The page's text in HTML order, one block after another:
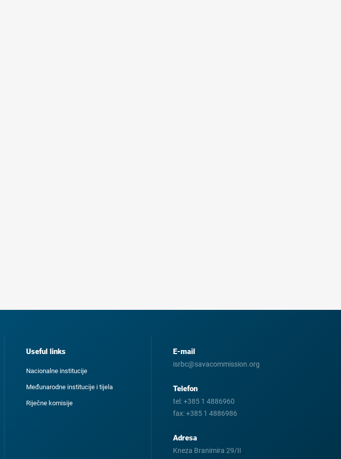
Useful links
Nacionalne institucije
Međunarodne institucije i tijela
Riječne komisije
E-mail
isrbc@savacommission.org
Telefon
tel:+385 1 4886960
fax:+385 1 4886986
Adresa
Kneza Branimira 29/II